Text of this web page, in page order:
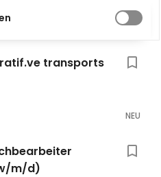
transports
NEU
m/d)